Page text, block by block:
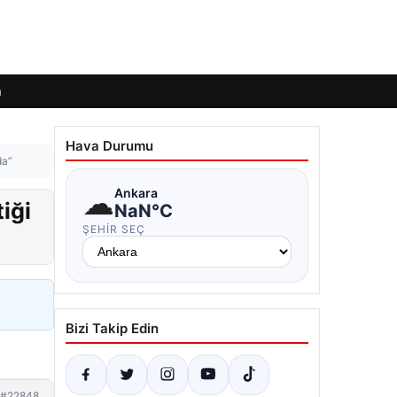
Hava Durumu
☁Ankara
NaN°C
ŞEHIR SEÇ
Bizi Takip Edin